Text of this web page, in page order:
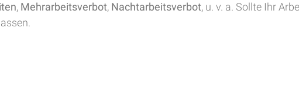
, Mehrarbeitsverbot, Nachtarbeitsverbot, u. v. a. Sollte Ihr